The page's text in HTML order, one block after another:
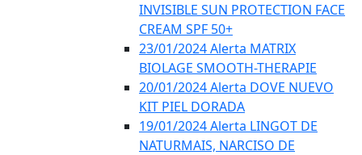
INVISIBLE SUN PROTECTION FACE
CREAM SPF 50+
23/01/2024 Alerta MATRIX
BIOLAGE SMOOTH-THERAPIE
20/01/2024 Alerta DOVE NUEVO
KIT PIEL DORADA
19/01/2024 Alerta LINGOT DE
NATURMAIS, NARCISO DE